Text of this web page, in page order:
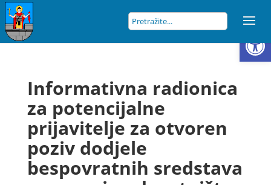
Informativna radionica
za potencijalne
prijavitelje za otvoren
poziv dodjele
bespovratnih sredstava